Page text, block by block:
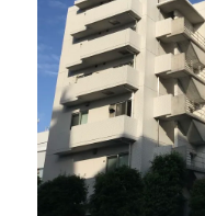
過
自
動
的
に